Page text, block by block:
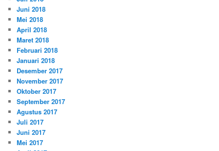
Juni 2018
Mei 2018
April 2018
Maret 2018
Februari 2018
Januari 2018
Desember 2017
November 2017
Oktober 2017
September 2017
Agustus 2017
Juli 2017
Juni 2017
Mei 2017